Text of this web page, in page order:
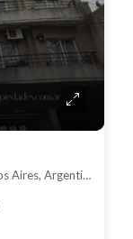
Calle 24 520, Mercedes, Provincia de Buenos Aires, Argentina, Mercedes, Mercedes